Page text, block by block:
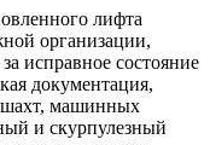
лифта
организации,
исправное состояние
документация,
шахт, машинных
и скурпулезный